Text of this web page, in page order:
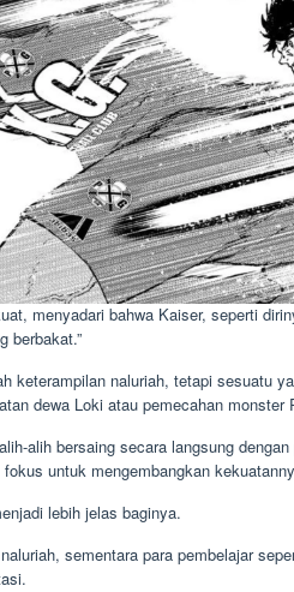
menyadari bahwa Kaiser, seperti
berbakat.”
keterampilan naluriah, tetapi sesuatu
dewa Loki atau pemecahan monster
alih bersaing secara langsung
untuk mengembangkan
lebih jelas baginya.
sementara para pembelajar